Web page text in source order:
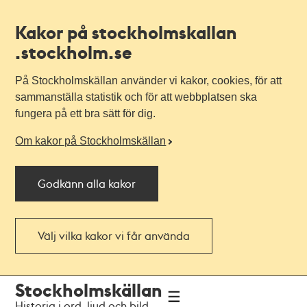
Kakor på stockholmskallan
.stockholm.se
På Stockholmskällan använder vi kakor, cookies, för att
sammanställa statistik och för att webbplatsen ska
fungera på ett bra sätt för dig.
Om kakor på Stockholmskällan
Godkänn alla kakor
Välj vilka kakor vi får använda
navigationen
huvudinnehållet
Stockholmskällan